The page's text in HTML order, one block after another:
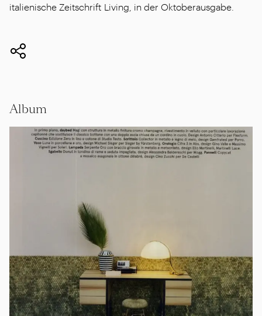
italienische Zeitschrift Living, in der Oktoberausgabe.
Album